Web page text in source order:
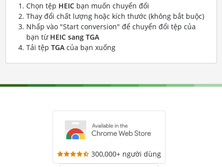
Chọn tệp HEICbạn muốn chuyển đổi
Thay đổi chất lượng hoặc kích thước (không bắt buộc)
Nhấp vào "Start conversion" để chuyển đổi tệp của
bạn từ HEIC sang TGA
Tải tệp TGAcủa bạn xuống
300,000+ người dùng